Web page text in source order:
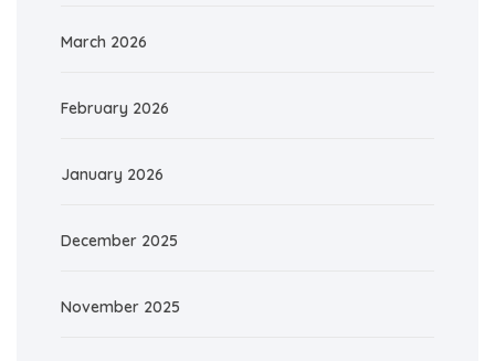
March 2026
February 2026
January 2026
December 2025
November 2025